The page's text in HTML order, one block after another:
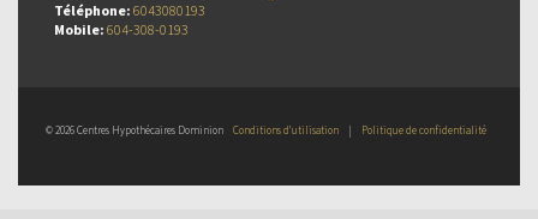
Téléphone: 6043080193
Mobile: 604-308-0193
© 2026 Centres Hypothécaires Dominion Conditions d’utilisation | Politique de confidentialité